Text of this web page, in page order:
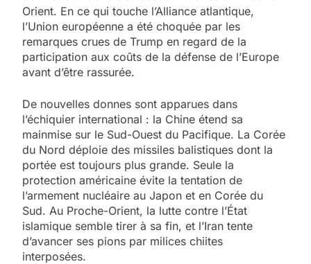
Orient. En ce qui touche l’Alliance atlantique,
l’Union européenne a été choquée par les
remarques crues de Trump en regard de la
participation aux coûts de la défense de l’Europe
avant d’être rassurée.
De nouvelles donnes sont apparues dans
l’échiquier international : la Chine étend sa
mainmise sur le Sud-Ouest du Pacifique. La Corée
du Nord déploie des missiles balistiques dont la
portée est toujours plus grande. Seule la
protection américaine évite la tentation de
l’armement nucléaire au Japon et en Corée du
Sud. Au Proche-Orient, la lutte contre l’État
islamique semble tirer à sa fin, et l’Iran tente
d’avancer ses pions par milices chiites
interposées.